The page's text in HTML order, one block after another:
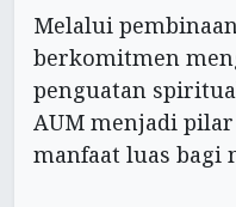
Melalui
berkomitmen
penguatan
AUM menjadi
manfaat luas bagi